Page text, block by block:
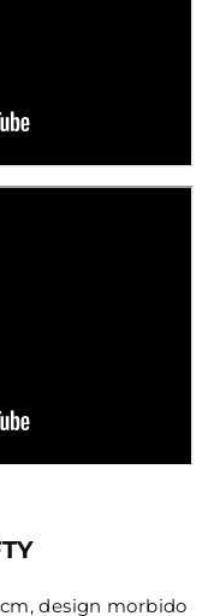
design morbido